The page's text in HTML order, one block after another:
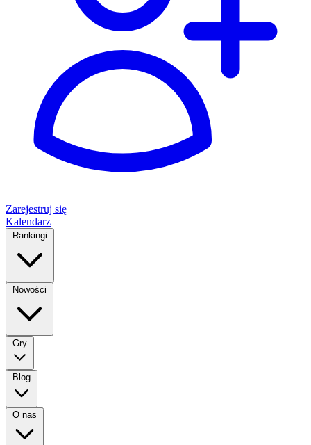
Zarejestruj się
Kalendarz
Rankingi
Nowości
Gry
Blog
O nas